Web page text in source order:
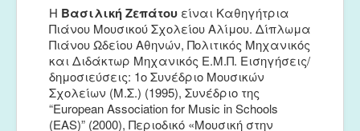
Η Βασιλική Ζεπάτου είναι Καθηγήτρια
Πιάνου Μουσικού Σχολείου Αλίμου. Δίπλωμα
Πιάνου Ωδείου Αθηνών, Πολιτικός Μηχανικός
και Διδάκτωρ Μηχανικός Ε.Μ.Π. Εισηγήσεις/
δημοσιεύσεις: 1ο Συνέδριο Μουσικών
Σχολείων (Μ.Σ.) (1995), Συνέδριο της
“European Association for Music in Schools
(ΕΑS)” (2000), Περιοδικό «Μουσική στην